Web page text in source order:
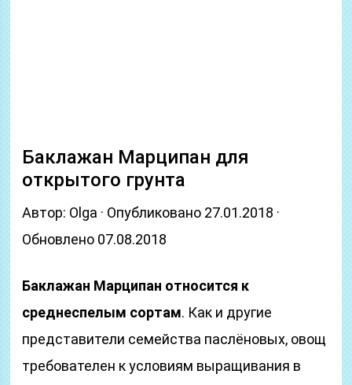
Баклажан Марципан для
открытого грунта
Автор: Olga · Опубликовано 27.01.2018 ·
Обновлено 07.08.2018
Баклажан Марципан относится к
среднеспелым сортам. Как и другие
представители семейства паслёновых, овощ
требователен к условиям выращивания в